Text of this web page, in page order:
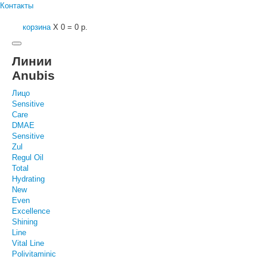
Контакты
корзина X 0 = 0 р.
Линии
Anubis
Лицо
Sensitive
Care
DMAE
Sensitive
Zul
Regul Oil
Total
Hydrating
New
Even
Excellence
Shining
Line
Vital Line
Polivitaminic